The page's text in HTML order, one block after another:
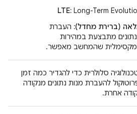
LTE: Long-Term
(ברירת מחדל): העברת
מתבצעת במהירות
שהמחשב מאפשר.
סלולרית כדי להגדיר כמה זמן
להעברת מנות נתונים מנקודה
אחרת.